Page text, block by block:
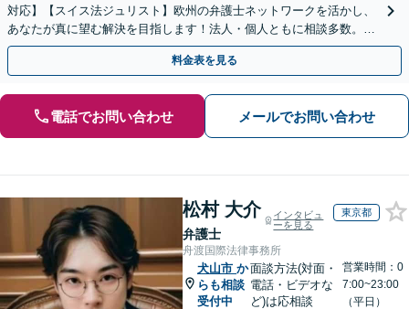
対応】【スイス法ジュリスト】欧州の弁護士ネットワークを活かし、
あなたが真に望む解決を目指します！法人・個人ともに相談多数。細
やかな連絡と粘り強い交渉を徹底【休日・夜間相談可】
料金表を見る
電話でお問い合わせ メールでお問い合わせ
松村 大介
弁護士
インタビュ
ーを見る
東京都
舟渡国際法律事務所
犬山市 か
らも相談
受付中
面談方法(対面・
電話・ビデオな
ど)は応相談
営業時間：0
7:00~23:00
（平日）